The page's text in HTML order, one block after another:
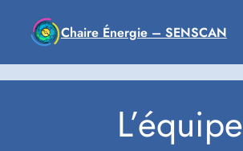
Chaire Énergie – SENSCAN
L’équipe